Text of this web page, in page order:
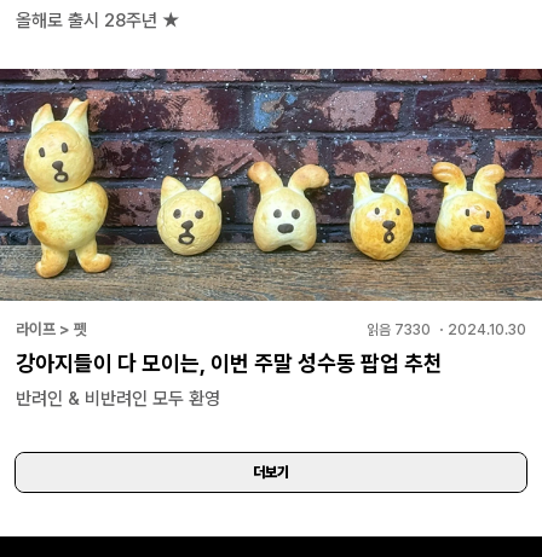
올해로 출시 28주년 ★
라이프 > 펫 읽음 7330 ・ 2024.10.30
강아지들이 다 모이는, 이번 주말 성수동 팝업 추천
반려인 & 비반려인 모두 환영
더보기